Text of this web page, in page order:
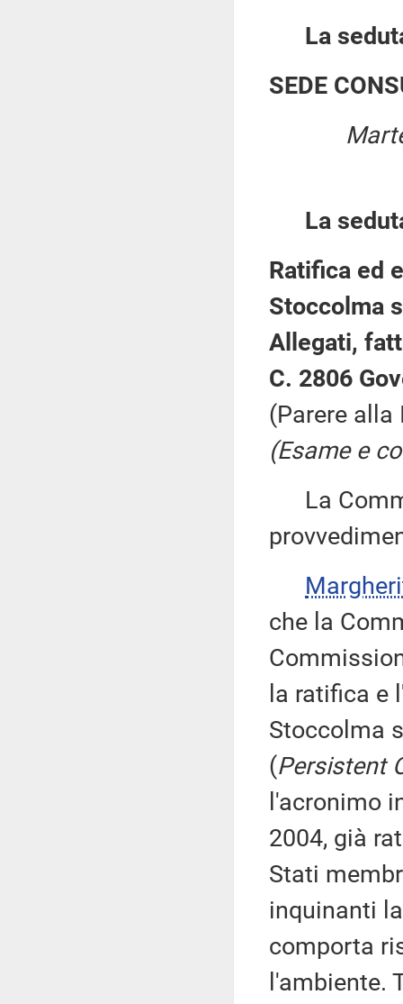
La
SEDE
La
Ratifica ed
Stoccolma
Allegati,
C. 2806
(Parere alla
(Esame e
La
che la
la ratifica e
Stoccolma
(Persistent
l'acronimo
2004, già
Stati
inquinanti
comporta
l'ambiente.